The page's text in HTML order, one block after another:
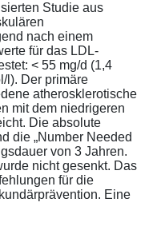
Studie aus
nach einem
für das LDL-
< 55 mg/d (1,4
l). Der primäre
atherosklerotische
mit dem niedrigeren
Die absolute
die „Number Needed
von 3 Jahren.
nicht gesenkt. Das
für die
Eine